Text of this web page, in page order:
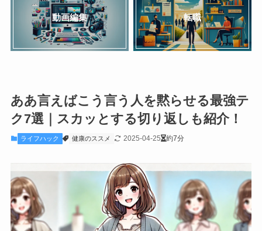
動画編集 転職
ああ言えばこう言う人を黙らせる最強テ
ク7選｜スカッとする切り返しも紹介！
ライフハック 健康のススメ 2025-04-25 約7分